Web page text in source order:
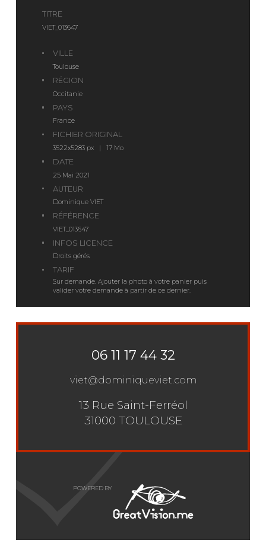
TITRE
VIET_013647
VILLE
Toulouse
RÉGION
Occitanie
PAYS
France
FICHIER ORIGINAL
3522x5283 px | 17 Mo
DATE
25 Mai 2021
AUTEUR
Dominique VIET
RÉFÉRENCE
VIET_013647
INFOS LICENCE
Droits gérés
TARIF
Sur demande. Ajouter la photo à votre panier puis
valider votre demande à partir de ce dernier.
06 11 17 44 32
viet@dominiqueviet.com
13 Rue Saint-Ferréol
31000 TOULOUSE
POWERED BY